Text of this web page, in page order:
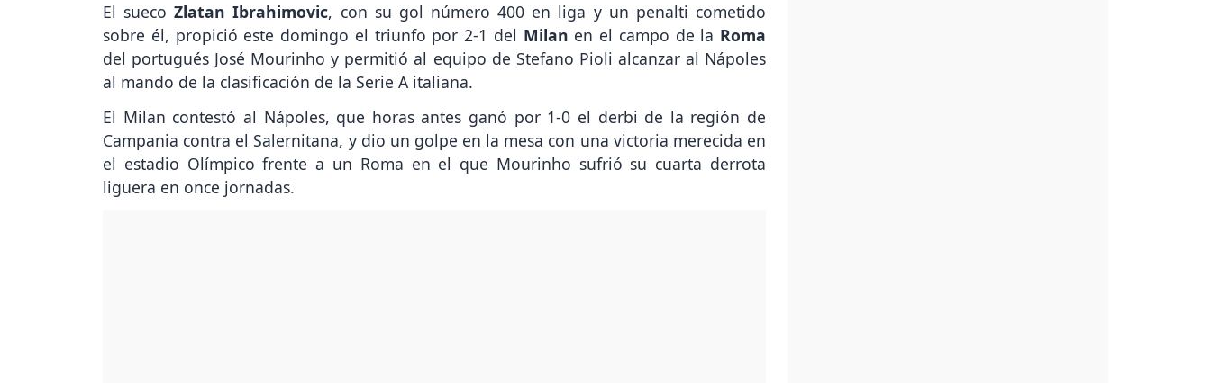
El sueco Zlatan Ibrahimovic, con su gol número 400 en liga y un penalti cometido
sobre él, propició este domingo el triunfo por 2-1 del Milan en el campo de la Roma
del portugués José Mourinho y permitió al equipo de Stefano Pioli alcanzar al Nápoles
al mando de la clasificación de la Serie A italiana.
El Milan contestó al Nápoles, que horas antes ganó por 1-0 el derbi de la región de
Campania contra el Salernitana, y dio un golpe en la mesa con una victoria merecida en
el estadio Olímpico frente a un Roma en el que Mourinho sufrió su cuarta derrota
liguera en once jornadas.